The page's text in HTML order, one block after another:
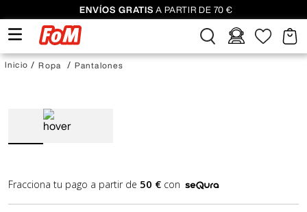
ENVÍOS GRATIS A PARTIR DE 70 €
Ropa Pantalones
Fracciona tu pago a partir de 50 € con